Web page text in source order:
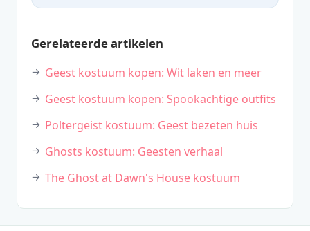
Gerelateerde artikelen
Geest kostuum kopen: Wit laken en meer
Geest kostuum kopen: Spookachtige outfits
Poltergeist kostuum: Geest bezeten huis
Ghosts kostuum: Geesten verhaal
The Ghost at Dawn's House kostuum